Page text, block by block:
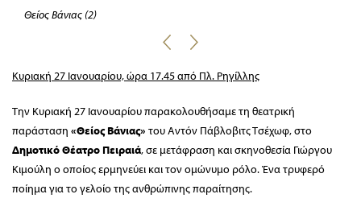
Θείος Βάνιας (2)
Κυριακή 27 Ιανουαρίου, ώρα 17.45 από Πλ. Ρηγίλλης
Την Κυριακή 27 Ιανουαρίου παρακολουθήσαμε τη θεατρική
παράσταση «Θείος Βάνιας» του Αντόν Πάβλοβιτς Τσέχωφ, στο
Δημοτικό Θέατρο Πειραιά, σε μετάφραση και σκηνοθεσία Γιώργου
Κιμούλη ο οποίος ερμηνεύει και τον ομώνυμο ρόλο. Ένα τρυφερό
ποίημα για το γελοίο της ανθρώπινης παραίτησης.